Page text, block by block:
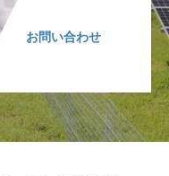
お問い合わせ